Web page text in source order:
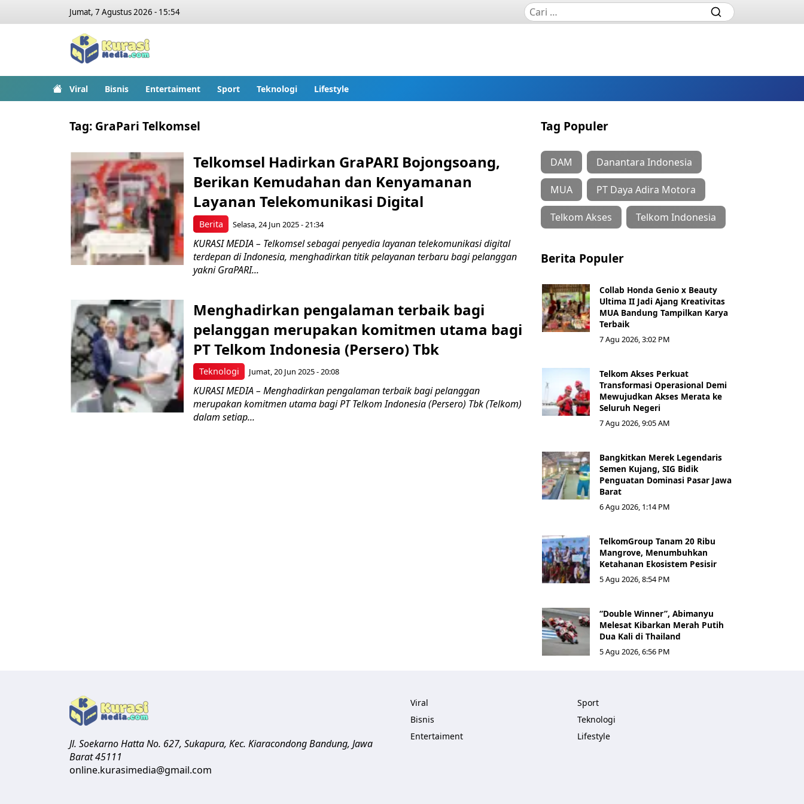
Jumat, 7 Agustus 2026 - 15:54
Viral Bisnis Entertaiment Sport Teknologi Lifestyle
Tag: GraPari Telkomsel
Berita
Telkomsel Hadirkan GraPARI Bojongsoang,
Berikan Kemudahan dan Kenyamanan
Layanan Telekomunikasi Digital
Selasa, 24 Jun 2025 - 21:34
KURASI MEDIA – Telkomsel sebagai penyedia layanan telekomunikasi digital
terdepan di Indonesia, menghadirkan titik pelayanan terbaru bagi pelanggan
yakni GraPARI...
Teknologi
Menghadirkan pengalaman terbaik bagi
pelanggan merupakan komitmen utama bagi
PT Telkom Indonesia (Persero) Tbk
Jumat, 20 Jun 2025 - 20:08
KURASI MEDIA – Menghadirkan pengalaman terbaik bagi pelanggan
merupakan komitmen utama bagi PT Telkom Indonesia (Persero) Tbk (Telkom)
dalam setiap...
Tag Populer
DAM Danantara Indonesia
MUA PT Daya Adira Motora
Telkom Akses Telkom Indonesia
Berita Populer
Collab Honda Genio x Beauty
Ultima II Jadi Ajang Kreativitas
MUA Bandung Tampilkan Karya
Terbaik
7 Agu 2026, 3:02 PM
Telkom Akses Perkuat
Transformasi Operasional Demi
Mewujudkan Akses Merata ke
Seluruh Negeri
7 Agu 2026, 9:05 AM
Bangkitkan Merek Legendaris
Semen Kujang, SIG Bidik
Penguatan Dominasi Pasar Jawa
Barat
6 Agu 2026, 1:14 PM
TelkomGroup Tanam 20 Ribu
Mangrove, Menumbuhkan
Ketahanan Ekosistem Pesisir
5 Agu 2026, 8:54 PM
“Double Winner”, Abimanyu
Melesat Kibarkan Merah Putih
Dua Kali di Thailand
5 Agu 2026, 6:56 PM
Jl. Soekarno Hatta No. 627, Sukapura, Kec. KiaracondongBandung, Jawa
Barat45111
online.kurasimedia@gmail.com
Viral
Bisnis
Entertaiment
Sport
Teknologi
Lifestyle